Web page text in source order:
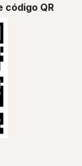
código QR